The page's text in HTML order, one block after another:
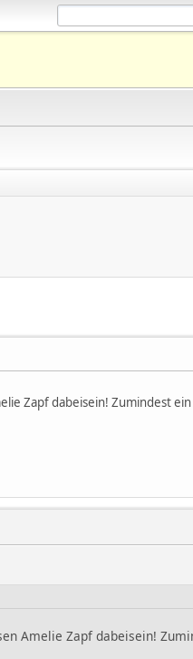
Zapf dabeisein! Zumindest
Amelie Zapf dabeisein!